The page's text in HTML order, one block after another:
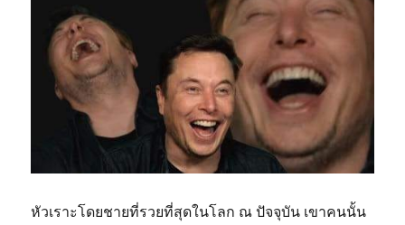
หัวเราะโดยชายที่รวยที่สุดในโลก ณ ปัจจุบัน เขาคนนั้น